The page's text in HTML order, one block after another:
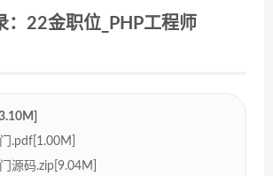
：22金职位_PHP工程师
.pdf[1.00M]
源码.zip[9.04M]